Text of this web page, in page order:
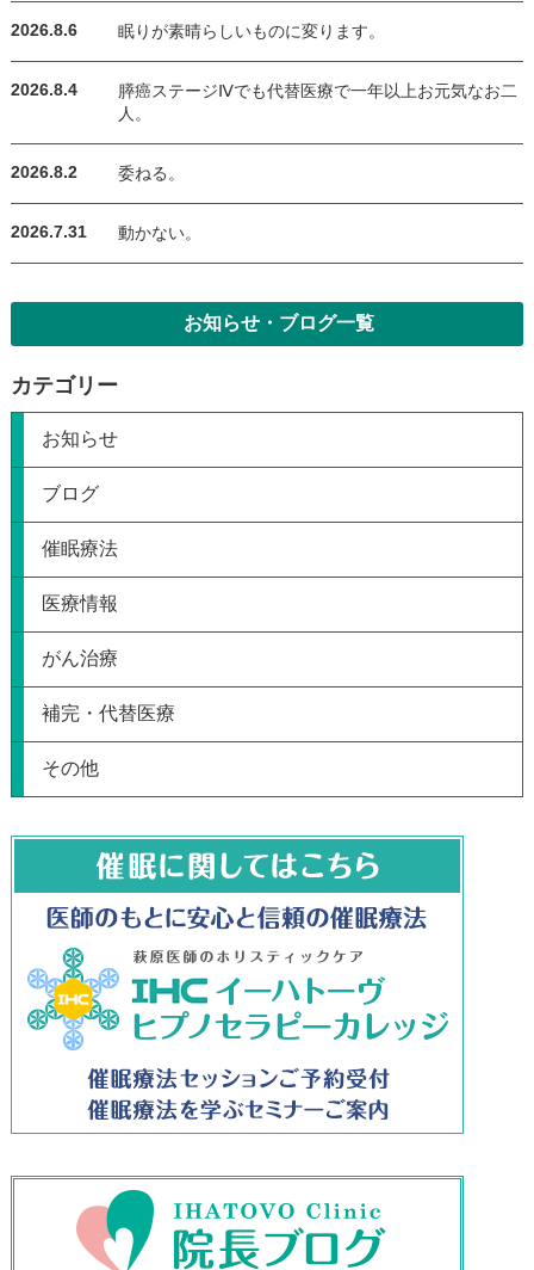
2026.8.6 眠りが素晴らしいものに変ります。
2026.8.4
膵癌ステージⅣでも代替医療で一年以上お元気なお二
人。
2026.8.2 委ねる。
2026.7.31 動かない。
お知らせ・ブログ一覧
カテゴリー
お知らせ
ブログ
催眠療法
医療情報
がん治療
補完・代替医療
その他